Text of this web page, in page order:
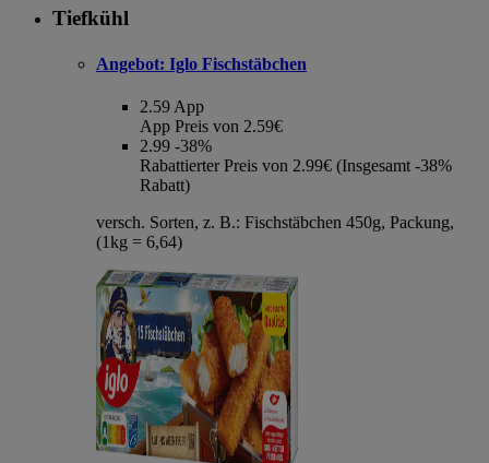
Tiefkühl
Angebot: Iglo Fischstäbchen
2.59 App
App Preis von 2.59€
2.99 -38%
Rabattierter Preis von 2.99€ (Insgesamt -38%
Rabatt)
versch. Sorten, z. B.: Fischstäbchen 450g, Packung,
(1kg = 6,64)